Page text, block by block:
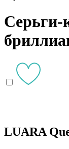
Серьги-
LUARA